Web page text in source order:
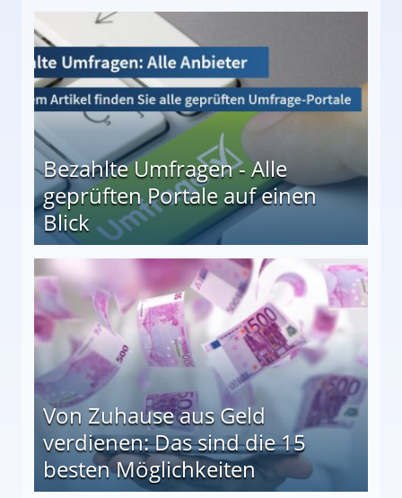
Bezahlte Umfragen - Alle
geprüften Portale auf einen
Blick
auf einen Blick
Von Zuhause aus Geld
verdienen: Das sind die 15
besten Möglichkeiten